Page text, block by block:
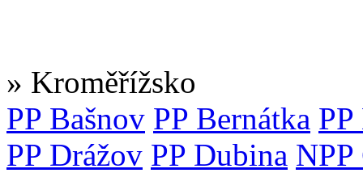
» Kroměřížsko
PP Bašnov PP Bernátka
PP Drážov PP Dubina